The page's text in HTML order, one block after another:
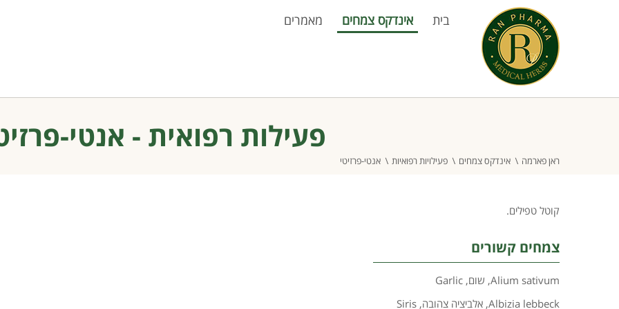
בית אינדקס צמחים מאמרים
פעילות רפואית - אנטי-
ראן פארמה אינדקס צמחים פעילויות רפואיות אנטי-פרזיטי
קוטל טפילים.
צמחים קשורים
Alium sativum
, שום,
Garlic
Albizia lebbeck
, אלביציה צהובה,
Siris